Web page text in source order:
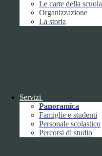
Le carte della scuola
Organizzazione
La storia
Servizi
Panoramica
Famiglie e studenti
Personale scolastico
Percorsi di studio
Febbraio2
Marzo8
Aprile